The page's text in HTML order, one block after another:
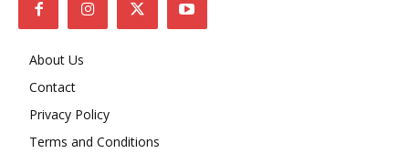
About Us
Contact
Privacy Policy
Terms and Conditions